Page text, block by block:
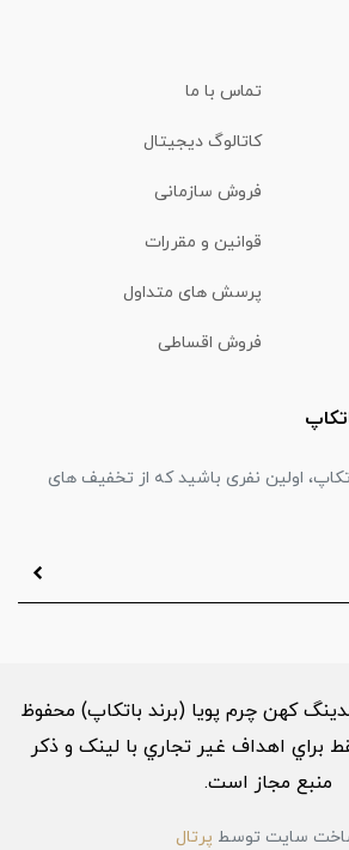
تماس با ما
کاتالوگ دیجیتال
فروش سازمانی
قوانین و مقررات
پرسش های متداول
فروش اقساطی
اولین نفری باشید که از تخفیف های
کهن چرم پویا (برند باتکاپ) محفوظ
براي اهداف غير تجاري با لینک و ذکر
منبع مجاز است.
سایت توسط پرتال